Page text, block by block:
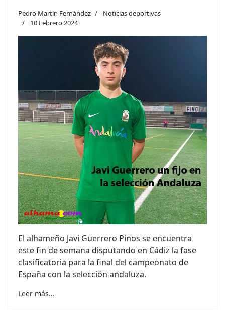
Pedro Martín Fernández
Noticias deportivas
10 Febrero 2024
El alhameño Javi Guerrero Pinos se encuentra
este fin de semana disputando en Cádiz la fase
clasificatoria para la final del campeonato de
España con la selección andaluza.
Leer más…